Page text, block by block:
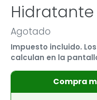
Hidratante
Precio
habitual
Agotado
Impuesto incluido. Los
calculan en la
Compra